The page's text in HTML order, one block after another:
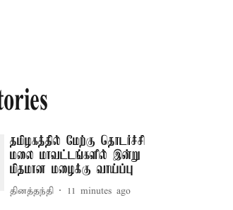
தமிழகத்தில் மேற்கு தொடர்ச்சி
மலை மாவட்டங்களில் இன்று
மிதமான மழைக்கு வாய்ப்பு
தினத்தந்தி 11 minutes ago